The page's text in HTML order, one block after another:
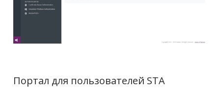
Портал для пользователей STA